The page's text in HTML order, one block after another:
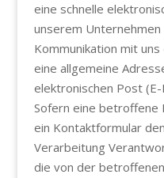
eine schnelle
unserem
Kommunikation mit
eine allgemeine
elektronischen Post
Sofern eine betroffene
ein Kontaktformular
Verarbeitung
die von der